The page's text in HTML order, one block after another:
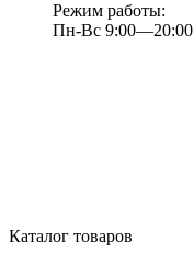
Режим работы:
Пн-Вс 9:00—20:00
Каталог товаров